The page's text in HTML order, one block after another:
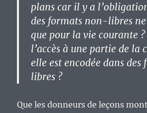
plans car il y a
des formats non-libres
que pour la vie courante ?
l’accès à une partie de la
elle est encodée dans
libres ?
Que les donneurs de leçons